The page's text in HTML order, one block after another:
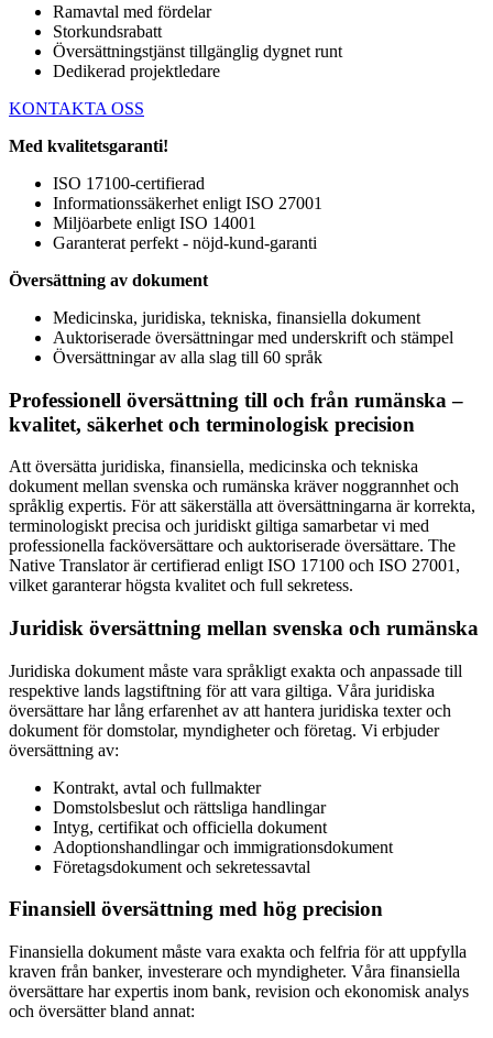
Ramavtal med fördelar
Storkundsrabatt
Översättningstjänst tillgänglig dygnet runt
Dedikerad projektledare
KONTAKTA OSS
Med kvalitetsgaranti!
ISO 17100-certifierad
Informationssäkerhet enligt ISO 27001
Miljöarbete enligt ISO 14001
Garanterat perfekt - nöjd-kund-garanti
Översättning av dokument
Medicinska, juridiska, tekniska, finansiella dokument
Auktoriserade översättningar med underskrift och stämpel
Översättningar av alla slag till 60 språk
Professionell översättning till och från rumänska –
kvalitet, säkerhet och terminologisk precision
Att översätta juridiska, finansiella, medicinska och tekniska
dokument mellan svenska och rumänska kräver noggrannhet och
språklig expertis. För att säkerställa att översättningarna är korrekta,
terminologiskt precisa och juridiskt giltiga samarbetar vi med
professionella facköversättare och auktoriserade översättare. The
Native Translator är certifierad enligt ISO 17100 och ISO 27001,
vilket garanterar högsta kvalitet och full sekretess.
Juridisk översättning mellan svenska och rumänska
Juridiska dokument måste vara språkligt exakta och anpassade till
respektive lands lagstiftning för att vara giltiga. Våra juridiska
översättare har lång erfarenhet av att hantera juridiska texter och
dokument för domstolar, myndigheter och företag. Vi erbjuder
översättning av:
Kontrakt, avtal och fullmakter
Domstolsbeslut och rättsliga handlingar
Intyg, certifikat och officiella dokument
Adoptionshandlingar och immigrationsdokument
Företagsdokument och sekretessavtal
Finansiell översättning med hög precision
Finansiella dokument måste vara exakta och felfria för att uppfylla
kraven från banker, investerare och myndigheter. Våra finansiella
översättare har expertis inom bank, revision och ekonomisk analys
och översätter bland annat: